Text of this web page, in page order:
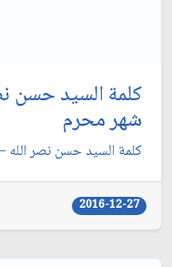
كلمة السيد حسن
شهر محرم
كلمة السيد حسن نصر الله
2016-12-27